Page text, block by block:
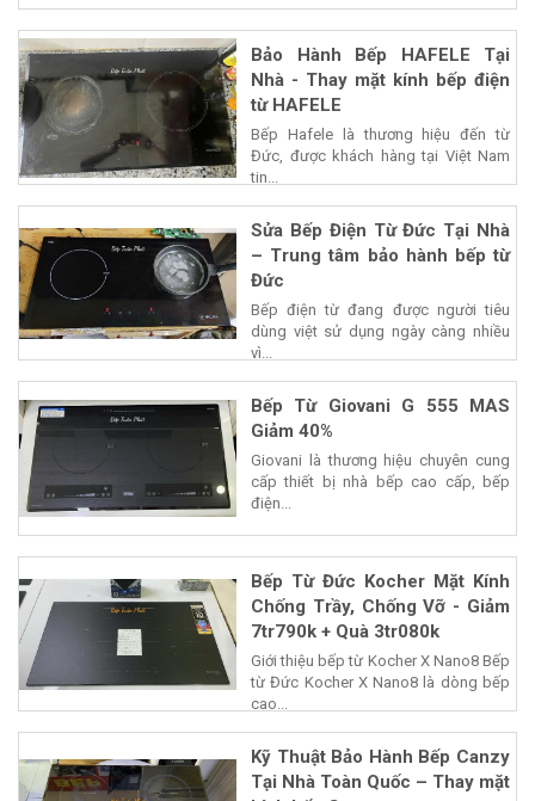
Bảo Hành Bếp HAFELE Tại
Nhà - Thay mặt kính bếp điện
từ HAFELE
Bếp Hafele là thương hiệu đến từ
Đức, được khách hàng tại Việt Nam
tin...
Sửa Bếp Điện Từ Đức Tại Nhà
– Trung tâm bảo hành bếp từ
Đức
Bếp điện từ đang được người tiêu
dùng việt sử dụng ngày càng nhiều
vì...
Bếp Từ Giovani G 555 MAS
Giảm 40%
Giovani là thương hiệu chuyên cung
cấp thiết bị nhà bếp cao cấp, bếp
điện...
Bếp Từ Đức Kocher Mặt Kính
Chống Trầy, Chống Vỡ - Giảm
7tr790k + Quà 3tr080k
Giới thiệu bếp từ Kocher X Nano8 Bếp
từ Đức Kocher X Nano8 là dòng bếp
cao...
Kỹ Thuật Bảo Hành Bếp Canzy
Tại Nhà Toàn Quốc – Thay mặt